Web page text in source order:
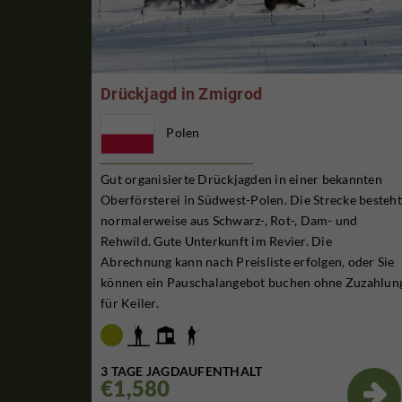
Drückjagd in Zmigrod
Polen
Gut organisierte Drückjagden in einer bekannten
Oberförsterei in Südwest-Polen. Die Strecke besteht
normalerweise aus Schwarz-, Rot-, Dam- und
Rehwild. Gute Unterkunft im Revier. Die
Abrechnung kann nach Preisliste erfolgen, oder Sie
können ein Pauschalangebot buchen ohne
für Keiler.
3 TAGE JAGDAUFENTHALT
€1,580 